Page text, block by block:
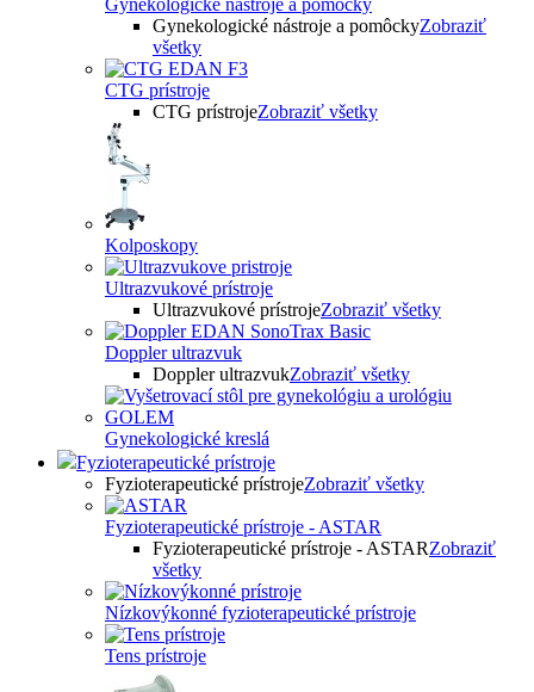
Gynekologické nástroje a pomôcky
Gynekologické nástroje a pomôckyZobraziť
všetky
CTG prístroje
CTG prístrojeZobraziť všetky
Kolposkopy
Ultrazvukové prístroje
Ultrazvukové prístrojeZobraziť všetky
Doppler ultrazvuk
Doppler ultrazvukZobraziť všetky
Gynekologické kreslá
Fyzioterapeutické prístroje
Fyzioterapeutické prístrojeZobraziť všetky
Fyzioterapeutické prístroje - ASTAR
Fyzioterapeutické prístroje - ASTARZobraziť
všetky
Nízkovýkonné fyzioterapeutické prístroje
Tens prístroje